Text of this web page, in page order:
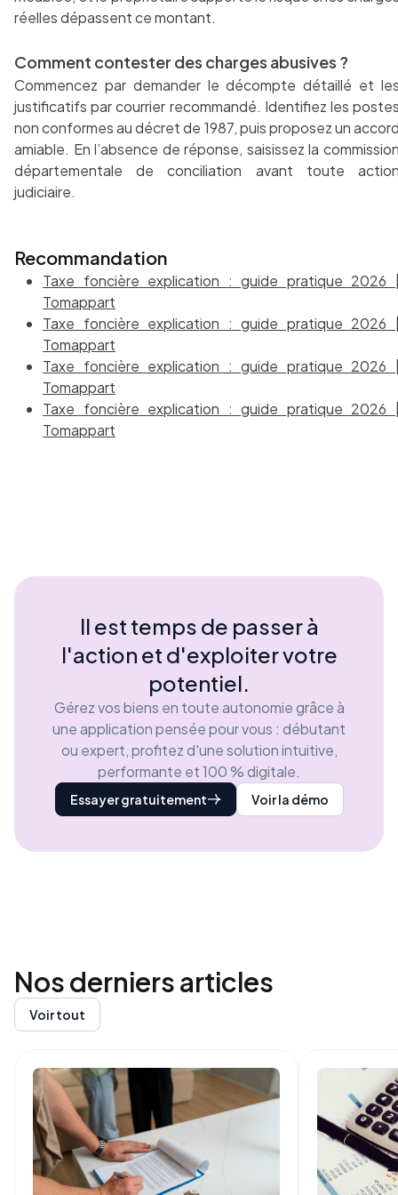
réelles dépassent ce montant.
Comment contester des charges abusives ?
Commencez par demander le décompte détaillé et
justificatifs par courrier recommandé. Identifiez les
non conformes au décret de 1987, puis proposez un
amiable. En l’absence de réponse, saisissez la
départementale de conciliation avant toute
judiciaire.
Recommandation
Taxe foncière explication : guide pratique 2026
Tomappart
Taxe foncière explication : guide pratique 2026
Tomappart
Taxe foncière explication : guide pratique 2026
Tomappart
Taxe foncière explication : guide pratique 2026
Tomappart
Il est temps de passer à
l'action et d'exploiter votre
potentiel.
Gérez vos biens en toute autonomie grâce à
une application pensée pour vous : débutant
ou expert, profitez d'une solution intuitive,
performante et 100 % digitale.
Essayer gratuitement Voir la démo
Nos derniersarticles
Voir tout